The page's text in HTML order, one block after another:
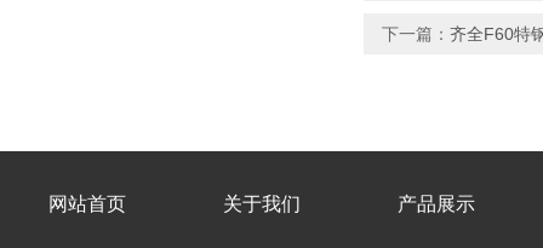
下一篇： 齐全F60特
网站首页 关于我们 产品展示